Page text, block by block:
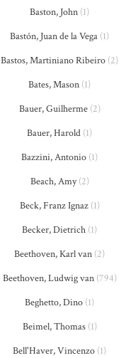
Baston, John (1)
Bastón, Juan de la Vega (1)
Bastos, Martiniano Ribeiro (2)
Bates, Mason (1)
Bauer, Guilherme(2)
Bauer, Harold (1)
Bazzini, Antonio (1)
Beach, Amy(2)
Beck, Franz Ignaz(1)
Becker, Dietrich (1)
Beethoven, Karl van (2)
Beethoven, Ludwig van(794)
Beghetto, Dino (1)
Beimel, Thomas(1)
Bell'Haver, Vincenzo (1)